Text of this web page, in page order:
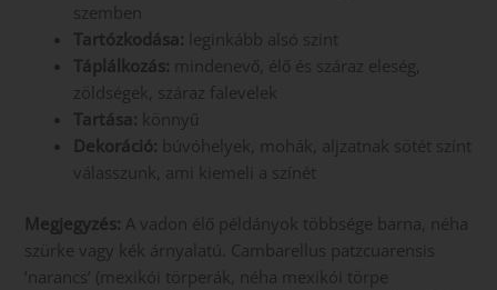
szemben
Tartózkodása: leginkább alsó szint
Táplálkozás: mindenevő, élő és száraz eleség,
zöldségek, száraz falevelek
Tartása: könnyű
Dekoráció: búvóhelyek, mohák, aljzatnak sötét színt
válasszunk, ami kiemeli a színét
Megjegyzés: A vadon élő példányok többsége barna, néha
szürke vagy kék árnyalatú. Cambarellus patzcuarensis
’narancs’ (mexikói törperák, néha mexikói törpe